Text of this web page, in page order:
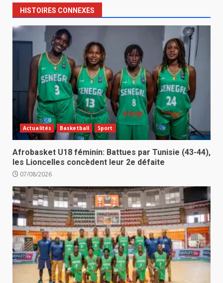
HISTOIRES CONNEXES
Actualités Basketball Sport
Afrobasket U18 féminin: Battues par Tunisie (43-44),
les Lioncelles concèdent leur 2e défaite
07/08/2026